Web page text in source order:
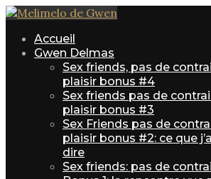
Accueil
Gwen Delmas
Sex friends, pas de
plaisir bonus #4
Sex friends pas de
plaisir bonus #3
Sex Friends pas de
plaisir bonus #2: ce que
dire
Sex friends: pas de